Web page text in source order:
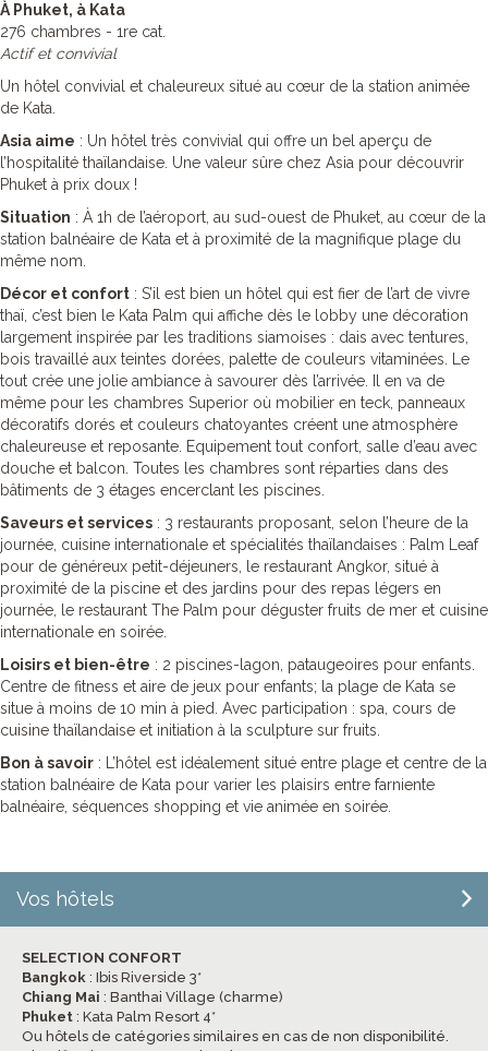
À Phuket, à Kata
276 chambres - 1re cat.
Actif et convivial
Un hôtel convivial et chaleureux situé au cœur de la station animée
de Kata.
Asia aime : Un hôtel très convivial qui offre un bel aperçu de
l’hospitalité thaïlandaise. Une valeur sûre chez Asia pour découvrir
Phuket à prix doux !
Situation : À 1h de l’aéroport, au sud-ouest de Phuket, au cœur de la
station balnéaire de Kata et à proximité de la magnifique plage du
même nom.
Décor et confort : S’il est bien un hôtel qui est fier de l’art de vivre
thaï, c’est bien le Kata Palm qui affiche dès le lobby une décoration
largement inspirée par les traditions siamoises : dais avec tentures,
bois travaillé aux teintes dorées, palette de couleurs vitaminées. Le
tout crée une jolie ambiance à savourer dès l’arrivée. Il en va de
même pour les chambres Superior où mobilier en teck, panneaux
décoratifs dorés et couleurs chatoyantes créent une atmosphère
chaleureuse et reposante. Equipement tout confort, salle d’eau avec
douche et balcon. Toutes les chambres sont réparties dans des
bâtiments de 3 étages encerclant les piscines.
Saveurs et services : 3 restaurants proposant, selon l’heure de la
journée, cuisine internationale et spécialités thaïlandaises : Palm Leaf
pour de généreux petit-déjeuners, le restaurant Angkor, situé à
proximité de la piscine et des jardins pour des repas légers en
journée, le restaurant The Palm pour déguster fruits de mer et cuisine
internationale en soirée.
Loisirs et bien-être : 2 piscines-lagon, pataugeoires pour enfants.
Centre de fitness et aire de jeux pour enfants; la plage de Kata se
situe à moins de 10 min à pied. Avec participation : spa, cours de
cuisine thaïlandaise et initiation à la sculpture sur fruits.
Bon à savoir : L’hôtel est idéalement situé entre plage et centre de la
station balnéaire de Kata pour varier les plaisirs entre farniente
balnéaire, séquences shopping et vie animée en soirée.
Vos hôtels
SELECTION CONFORT
Bangkok : Ibis Riverside 3*
Chiang Mai : Banthai Village (charme)
Phuket : Kata Palm Resort 4*
Ou hôtels de catégories similaires en cas de non disponibilité.